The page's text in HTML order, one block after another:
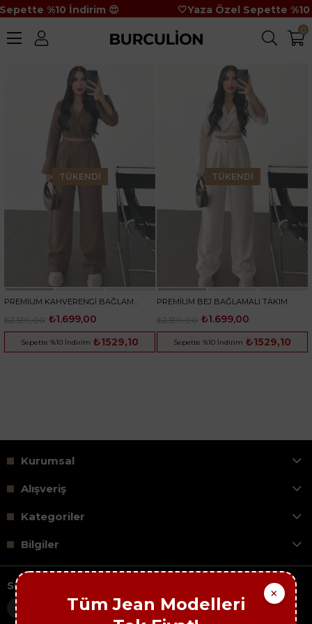
%10 İndirim 😍 🤍Yaza Özel Sepette
0
TÜKENDI
₺1.699,00
₺2.599,00
Sepette %10 İndirim ₺1529,10
TÜKENDI
PREMİUM BEJ BAĞLAMALI TAKIM
₺1.699,00
₺2.599,00
Sepette %10 İndirim ₺1529,10
Kurumsal
Alışveriş
Kategoriler
Bilgiler
SOSYAL MEDYA ×
Tüm Jean Modelleri